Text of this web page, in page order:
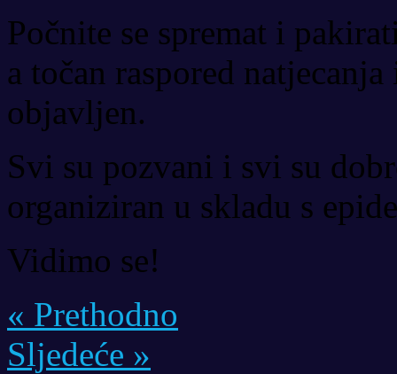
Počnite se spremat i
a točan raspored
objavljen.
Svi su pozvani i svi su
organiziran u skladu s
Vidimo se!
« Prethodno
Sljedeće »